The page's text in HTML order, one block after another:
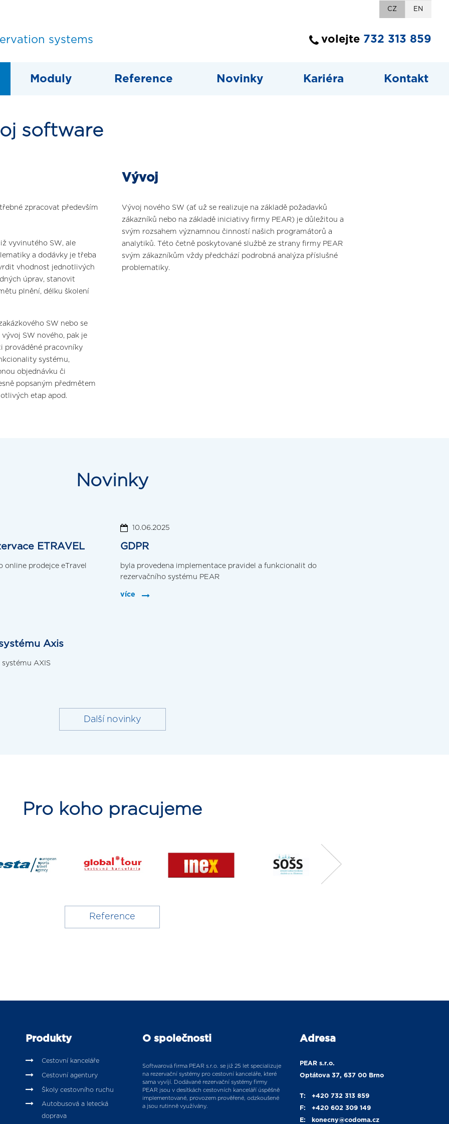
systems
CZ EN
volejte 732 313 859
Moduly Reference Novinky Kariéra Kontakt
software
zpracovat především
vyvinutého SW, ale
a dodávky je třeba
vhodnost jednotlivých
úprav, stanovit
plnění, délku školení
SW nebo se
SW nového, pak je
prováděné pracovníky
systému,
objednávku či
popsaným předmětem
etap apod.
Vývoj
Vývoj nového SW (ať už se realizuje na základě požadavků
zákazníků nebo na základě iniciativy firmy PEAR) je důležitou a
svým rozsahem významnou činností našich programátorů a
analytiků. Této četně poskytované službě ze strany firmy PEAR
svým zákazníkům vždy předchází podrobná analýza příslušné
problematiky.
Novinky
ETRAVEL
online prodejce eTravel
10.06.2025
GDPR
byla provedena implementace pravidel a funkcionalit do
rezervačního systému PEAR
více
Axis
AXIS
Další novinky
Pro koho pracujeme
Reference
Produkty
Cestovní kanceláře
Cestovní agentury
Školy cestovního ruchu
Autobusová a letecká
doprava
O společnosti
Softwarová firma PEAR s.r.o. se již 25 let specializuje
na rezervační systémy pro cestovní kanceláře, které
sama vyvíjí. Dodávané rezervační systémy firmy
PEAR jsou v desítkách cestovních kanceláří úspěšně
implementované, provozem prověřené, odzkoušené
a jsou rutinně využívány.
Adresa
PEAR s.r.o.
Optátova 37, 637 00 Brno
T:
+420 732 313 859
F:
+420 602 309 149
E:
konecny@codoma.cz